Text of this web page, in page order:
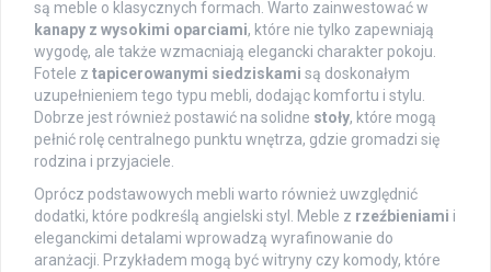
są meble o klasycznych formach. Warto zainwestować w
kanapy z wysokimi oparciami, które nie tylko zapewniają
wygodę, ale także wzmacniają elegancki charakter pokoju.
Fotele z tapicerowanymi siedziskami są doskonałym
uzupełnieniem tego typu mebli, dodając komfortu i stylu.
Dobrze jest również postawić na solidne stoły, które mogą
pełnić rolę centralnego punktu wnętrza, gdzie gromadzi się
rodzina i przyjaciele.
Oprócz podstawowych mebli warto również uwzględnić
dodatki, które podkreślą angielski styl. Meble z rzeźbieniami i
eleganckimi detalami wprowadzą wyrafinowanie do
aranżacji. Przykładem mogą być witryny czy komody, które